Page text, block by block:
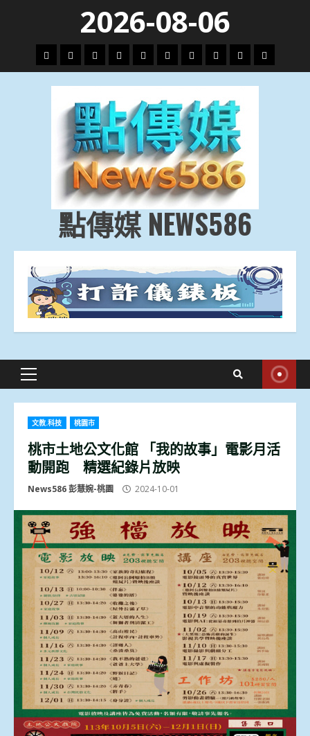
content
2026-08-06
頭
條
財
經
地
方.
會
文
教.
技
專
題
娛
樂
劇
政
治
國
際
運
動
生
活
點傳媒 NEWS586
Primary
文教.科技 桃園市
桃市土地公文化館 「我的故事」電影月活
動開跑 精選紀錄片放映
News586 彭慧婉-桃園 2024-10-01